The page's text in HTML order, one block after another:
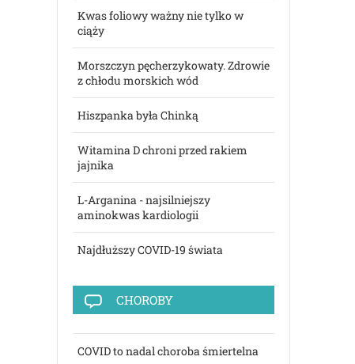
Kwas foliowy ważny nie tylko w
ciąży
Morszczyn pęcherzykowaty. Zdrowie
z chłodu morskich wód
Hiszpanka była Chinką
Witamina D chroni przed rakiem
jajnika
L-Arganina - najsilniejszy
aminokwas kardiologii
Najdłuższy COVID-19 świata
CHOROBY
COVID to nadal choroba śmiertelna